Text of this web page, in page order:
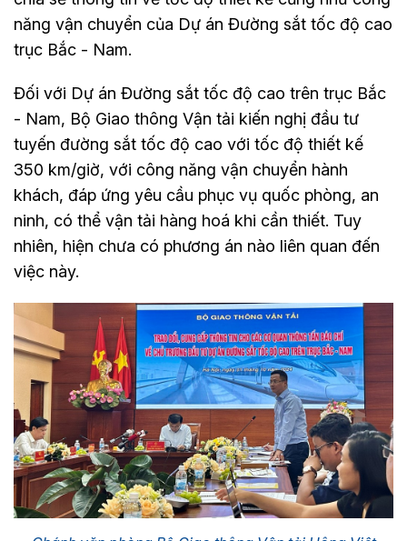
năng vận chuyển của Dự án Đường sắt tốc độ cao
trục Bắc - Nam.
Đối với Dự án Đường sắt tốc độ cao trên trục Bắc
- Nam, Bộ Giao thông Vận tải kiến nghị đầu tư
tuyến đường sắt tốc độ cao với tốc độ thiết kế
350 km/giờ, với công năng vận chuyển hành
khách, đáp ứng yêu cầu phục vụ quốc phòng, an
ninh, có thể vận tải hàng hoá khi cần thiết. Tuy
nhiên, hiện chưa có phương án nào liên quan đến
việc này.